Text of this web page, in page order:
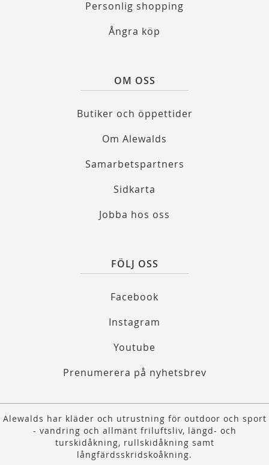
Personlig shopping
Ångra köp
OM OSS
Butiker och öppettider
Om Alewalds
Samarbetspartners
Sidkarta
Jobba hos oss
FÖLJ OSS
Facebook
Instagram
Youtube
Prenumerera på nyhetsbrev
Alewalds har kläder och utrustning för outdoor och sport
- vandring och allmänt friluftsliv, längd- och
turskidåkning, rullskidåkning samt
långfärdsskridskoåkning.